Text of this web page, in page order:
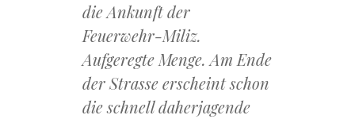
die Ankunft der
Feuerwehr-Miliz.
Aufgeregte Menge. Am Ende
der Strasse erscheint schon
die schnell daherjagende